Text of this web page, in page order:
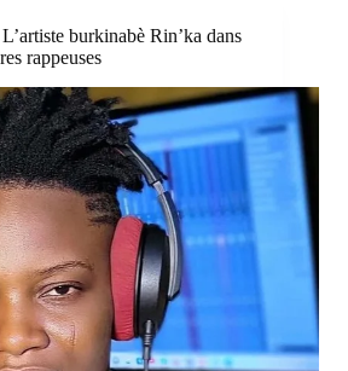
burkinabè Rin’ka dans
rappeuses